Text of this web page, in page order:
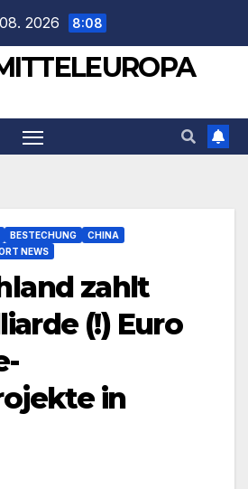
2026 8:08
BESTECHUNG
CHINA
NEWS
zahlt
(!) Euro
in